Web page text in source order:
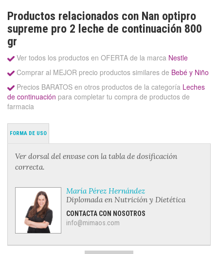
Productos relacionados con Nan optipro
supreme pro 2 leche de continuación 800
gr
Ver todos los productos en OFERTA de la marca Nestle
Comprar al MEJOR precio productos similares de Bebé y Niño
Precios BARATOS en otros productos de la categoría Leches
de continuación para completar tu compra de productos de
farmacia
FORMA DE USO
Ver dorsal del envase con la tabla de dosificación
correcta.
María Pérez Hernández
Diplomada en Nutrición y Dietética
CONTACTA CON NOSOTROS
info@mimaos.com